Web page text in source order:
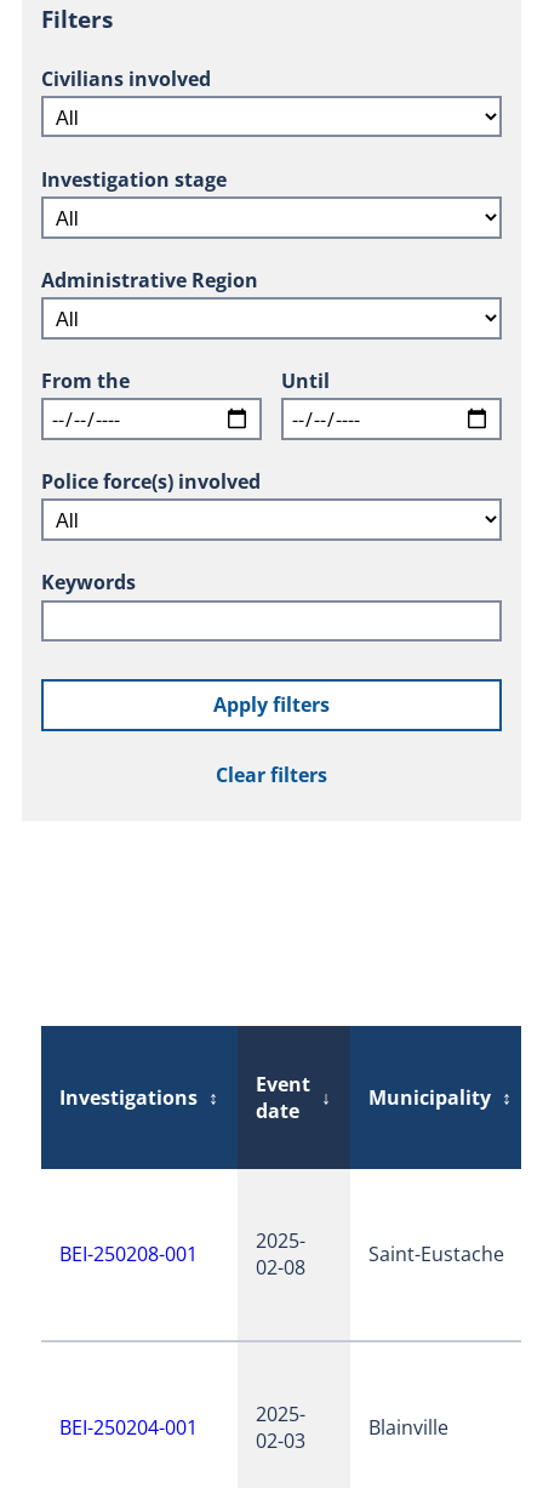
Filters
Civilians involved
Investigation stage
Administrative Region
From the Until
Police force(s) involved
Keywords
Apply filters
Clear filters
Investigations ↕
Event
date
↓ Municipality ↕
BEI-250208-001
2025-
02-08
Saint-Eustache
BEI-250204-001
2025-
02-03
Blainville